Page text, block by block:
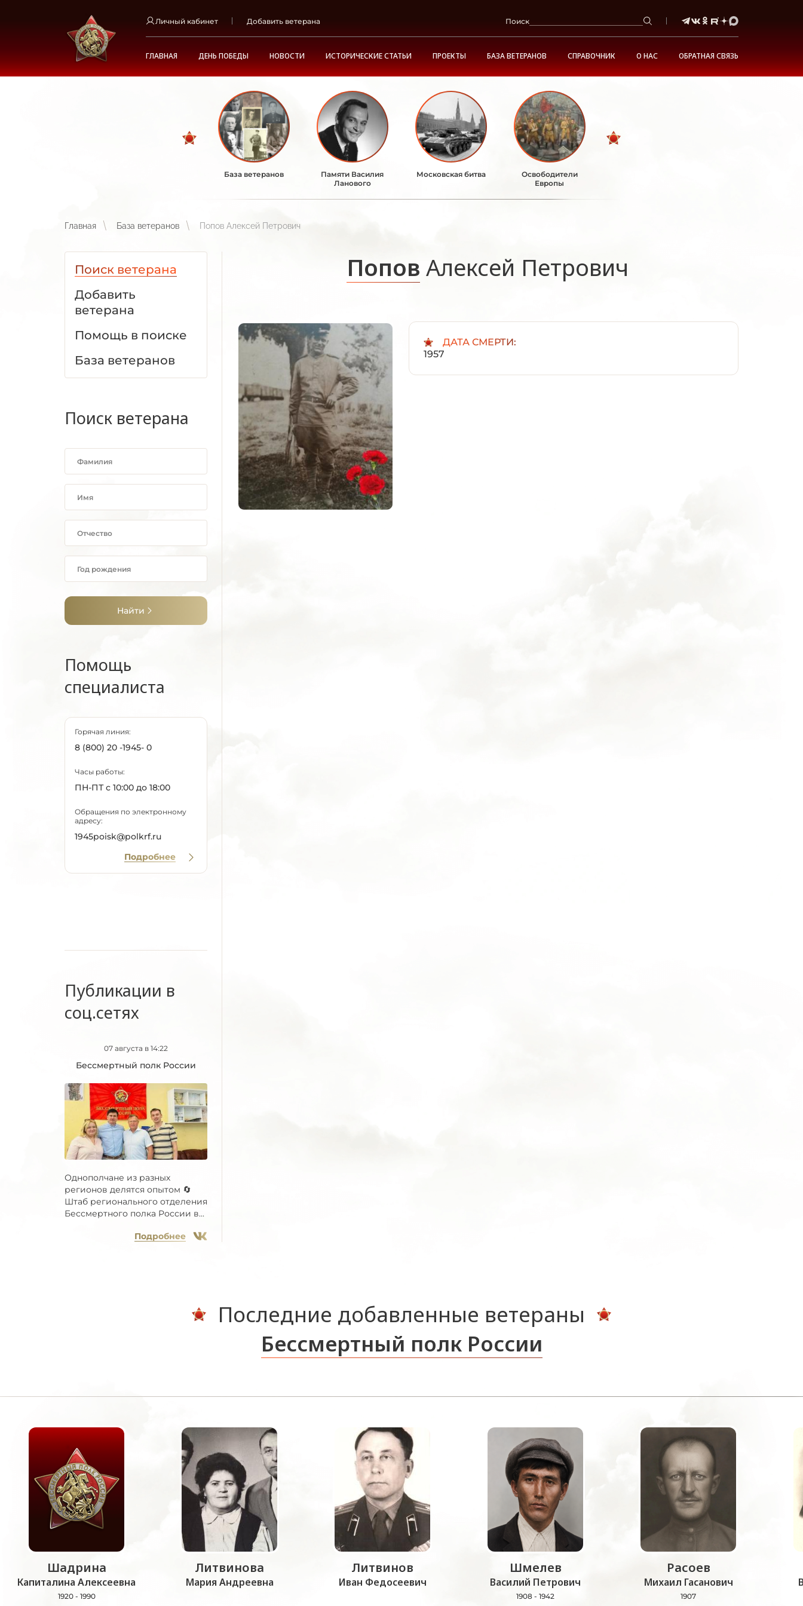
Личный кабинет Добавить ветерана Поиск
ГЛАВНАЯ ДЕНЬ ПОБЕДЫ НОВОСТИ ИСТОРИЧЕСКИЕ СТАТЬИ ПРОЕКТЫ БАЗА ВЕТЕРАНОВ СПРАВОЧНИК О НАС ОБРАТНАЯ СВЯЗЬ
База ветеранов
Памяти Василия
Ланового
Московская битва
Освободители
Европы
Главная База ветеранов Попов Алексей Петрович
Поиск ветерана
Добавить
ветерана
Помощь в поиске
База ветеранов
Поиск ветерана
Найти
Помощь
специалиста
Горячая линия:
8 (800) 20 -1945- 0
Часы работы:
ПН-ПТ с 10:00 до 18:00
Обращения по электронному
адресу:
1945poisk@polkrf.ru
Подробнее
Публикации в
соц.сетях
07 августа в 14:22
Бессмертный полк России
Однополчане из разных
регионов делятся опытом 🔄
Штаб регионального отделения
Бессмертного полка России в...
Подробнее
Попов Алексей Петрович
ДАТА СМЕРТИ:
1957
Последние добавленные ветераны
Бессмертный полк России
Шадрина
Капиталина Алексеевна
1920 - 1990
Литвинова
Мария Андреевна
Литвинов
Иван Федосеевич
Шмелев
Василий Петрович
1908 - 1942
Расоев
Михаил Гасанович
1907